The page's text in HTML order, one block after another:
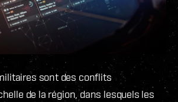
sont des conflits
de la région, dans lesquels les